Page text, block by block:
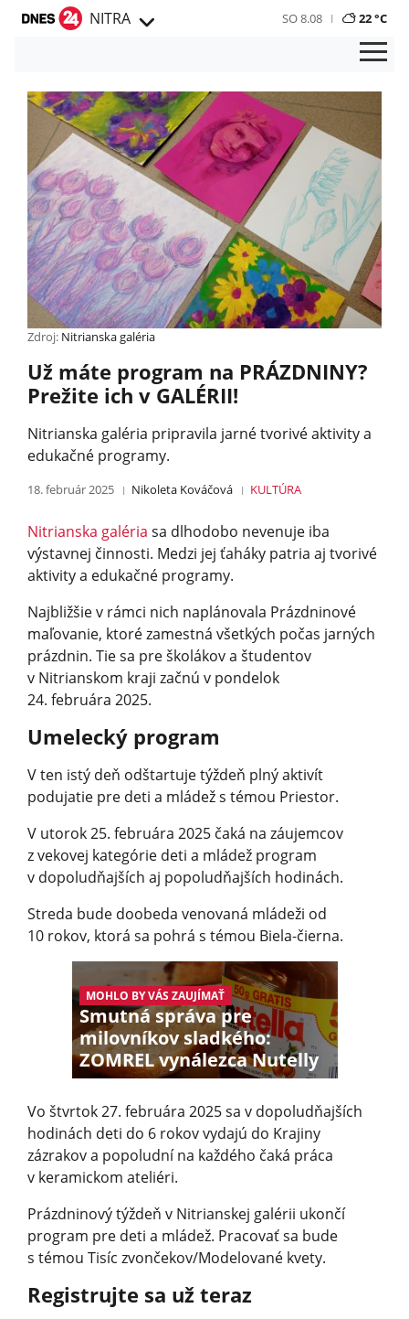
NITRA SO 8.08 22 °C
Zdroj: Nitrianska galéria
Už máte program na PRÁZDNINY?
Prežite ich v GALÉRII!
Nitrianska galéria pripravila jarné tvorivé aktivity a
edukačné programy.
18. február 2025 Nikoleta Kováčová KULTÚRA
Nitrianska galéria sa dlhodobo nevenuje iba
výstavnej činnosti. Medzi jej ťaháky patria aj tvorivé
aktivity a edukačné programy.
Najbližšie v rámci nich naplánovala Prázdninové
maľovanie, ktoré zamestná všetkých počas jarných
prázdnin. Tie sa pre školákov a študentov
v Nitrianskom kraji začnú v pondelok
24. februára 2025.
Umelecký program
V ten istý deň odštartuje týždeň plný aktivít
podujatie pre deti a mládež s témou Priestor.
V utorok 25. februára 2025 čaká na záujemcov
z vekovej kategórie deti a mládež program
v dopoludňajších aj popoludňajších hodinách.
Streda bude doobeda venovaná mládeži od
10 rokov, ktorá sa pohrá s témou Biela-čierna.
MOHLO BY VÁS ZAUJÍMAŤ
Smutná správa pre
milovníkov sladkého:
ZOMREL vynálezca Nutelly
Vo štvrtok 27. februára 2025 sa v dopoludňajších
hodinách deti do 6 rokov vydajú do Krajiny
zázrakov a popoludní na každého čaká práca
v keramickom ateliéri.
Prázdninový týždeň v Nitrianskej galérii ukončí
program pre deti a mládež. Pracovať sa bude
s témou Tisíc zvončekov/Mode­lované kvety.
Registrujte sa už teraz